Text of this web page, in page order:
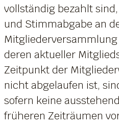
vollständig bezahlt
und Stimmabgabe an
deren aktueller
Zeitpunkt der
nicht abgelaufen ist,
sofern keine
früheren Zeiträumen